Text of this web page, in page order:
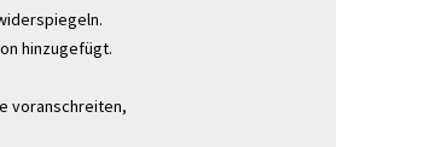
hinzugefügt.
voranschreiten,